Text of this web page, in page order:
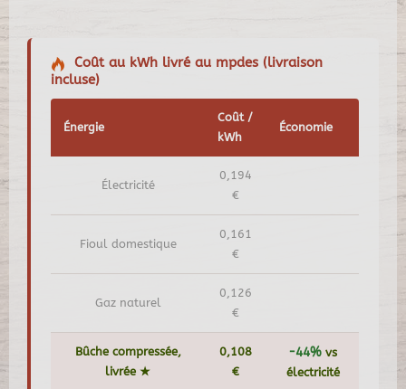
Coût au kWh livré au mpdes (livraison
incluse)
Énergie
Coût /
kWh
Économie
Électricité
0,194
€
Fioul domestique
0,161
€
Gaz naturel
0,126
€
Bûche compressée,
livrée ★
0,108
€
-44% vs
électricité